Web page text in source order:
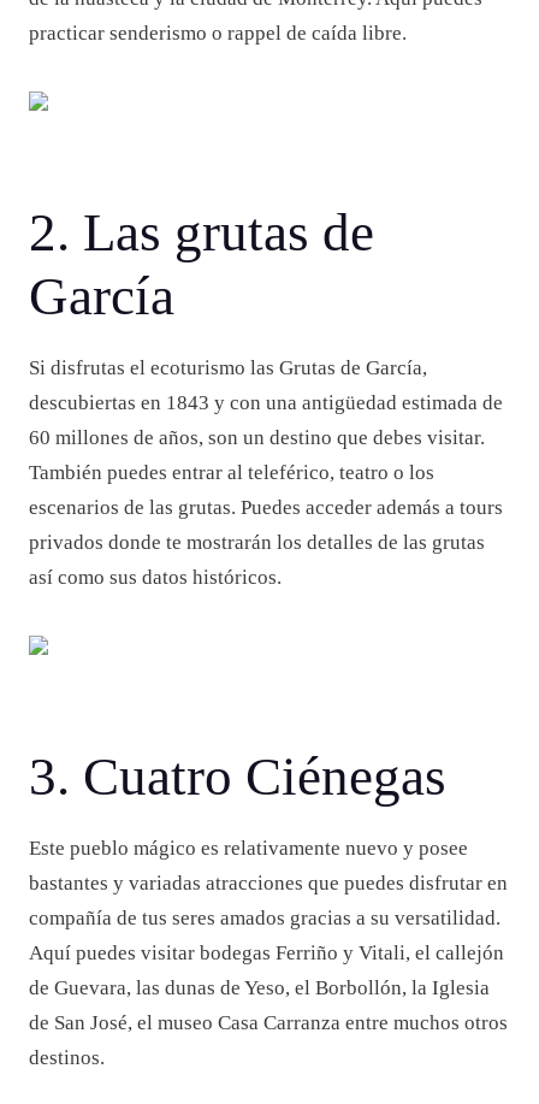
practicar senderismo o rappel de caída libre.
2. Las grutas de
García
Si disfrutas el ecoturismo las Grutas de García,
descubiertas en 1843 y con una antigüedad estimada de
60 millones de años, son un destino que debes visitar.
También puedes entrar al teleférico, teatro o los
escenarios de las grutas. Puedes acceder además a tours
privados donde te mostrarán los detalles de las grutas
así como sus datos históricos.
3. Cuatro Ciénegas
Este pueblo mágico es relativamente nuevo y posee
bastantes y variadas atracciones que puedes disfrutar en
compañía de tus seres amados gracias a su versatilidad.
Aquí puedes visitar bodegas Ferriño y Vitali, el callejón
de Guevara, las dunas de Yeso, el Borbollón, la Iglesia
de San José, el museo Casa Carranza entre muchos otros
destinos.